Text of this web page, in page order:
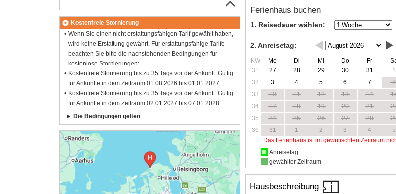
Ferienhaus buchen
1. Reisedauer wählen:
2. Anreisetag:
KW Mo Di Mi Do Fr
31
27 28 29 30 31 1
32
3 4 5 6 7 8
33
10 11 12 13 14
34
17 18 19 20 21
35
24 25 26 27 28
36
31 1 2 3 4 5
Das Ferienhaus ist im gewünschten Zeitraum
Anreisetag
gewählter Zeitraum
Hausbeschreibung
Kostenfreie Stornierung
Wenn Sie einen nicht erstattungsfähigen Tarif gewählt haben,
wird keine Erstattung gewährt. Für erstattungsfähige Tarife
beachten Sie bitte die nachstehenden Bedingungen für
kostenlose Stornierungen:
Kostenfreie Stornierung bis zu 35 Tage vor der Ankunft. Gültig
für Ankünfte in dem Zeitraum 01.08.2026 bis 01.01.2027
Kostenfreie Stornierung bis zu 35 Tage vor der Ankunft. Gültig
für Ankünfte in dem Zeitraum 02.01.2027 bis 07.01.2028
Die Bedingungen gelten